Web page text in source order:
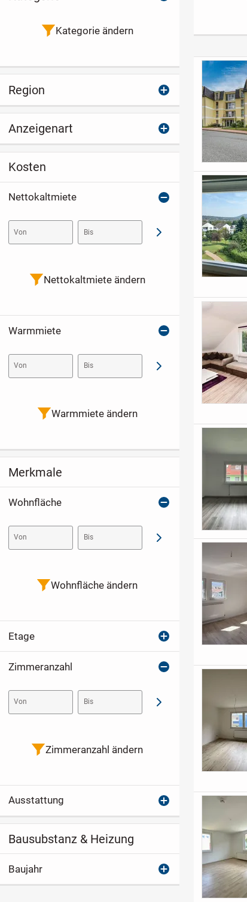
in Wolfsburg-
Kategorie ändern
Region
Anzeigenart
Kosten
Nettokaltmiete
Von Bis Abschicken
Nettokaltmiete ändern
Warmmiete
Von Bis Abschicken
Warmmiete ändern
Merkmale
Wohnfläche
Von Bis Abschicken
Wohnfläche ändern
Etage
Zimmeranzahl
Von Bis Abschicken
Zimmeranzahl ändern
Ausstattung
Bausubstanz & Heizung
Baujahr